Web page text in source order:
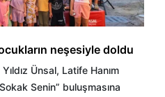
neşesiyle doldu
Ünsal, Latife Hanım
Senin” buluşmasına